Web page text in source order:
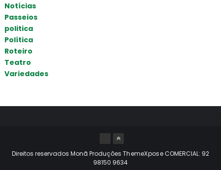
Notícias
Passeios
politica
Política
Roteiro
Teatro
Variedades
Direitos reservados Monã Produções ThemeXposeCOMERCIAL: 92
98150 9634